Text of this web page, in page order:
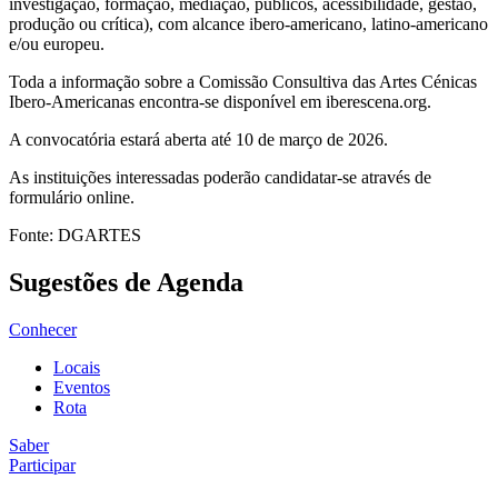
investigação, formação, mediação, públicos, acessibilidade, gestão,
produção ou crítica), com alcance ibero-americano, latino-americano
e/ou europeu.
Toda a informação sobre a Comissão Consultiva das Artes Cénicas
Ibero-Americanas encontra-se disponível em iberescena.org.
A convocatória estará aberta até 10 de março de 2026.
As instituições interessadas poderão candidatar-se através de
formulário online.
Fonte: DGARTES
Sugestões de Agenda
Conhecer
Locais
Eventos
Rota
Saber
Participar